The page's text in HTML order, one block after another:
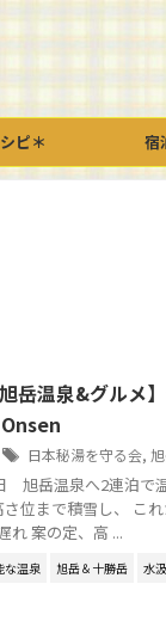
ピ＊ 宿
旭岳温泉&グルメ
日本秘湯を守る会,
旭岳温泉へ2連泊で
位まで積雪し、 こ
れ 案の定、高 ...
な温泉 旭岳＆十勝岳 水